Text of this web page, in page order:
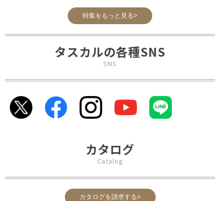
特集をもっと見る>
タスカルの各種SNS
SNS
カタログ
Catalog
カタログを請求する>